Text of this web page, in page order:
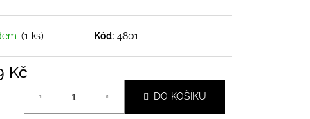
(1 ks) Kód: 4801
Kč
DO KOŠÍKU